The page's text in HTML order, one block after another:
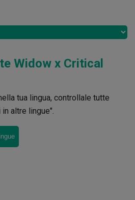
Widow x Critical
tua lingua, controllale tutte
altre lingue".